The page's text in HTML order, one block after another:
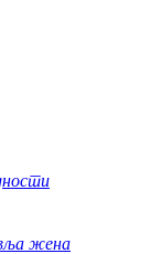
жена